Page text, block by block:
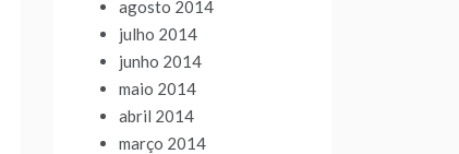
agosto 2014
julho 2014
junho 2014
maio 2014
abril 2014
março 2014